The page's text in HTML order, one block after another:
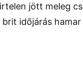
jött meleg
időjárás